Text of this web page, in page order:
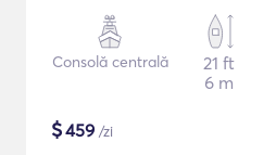
Consolă centrală
21 ft
6 m
$459 /zi